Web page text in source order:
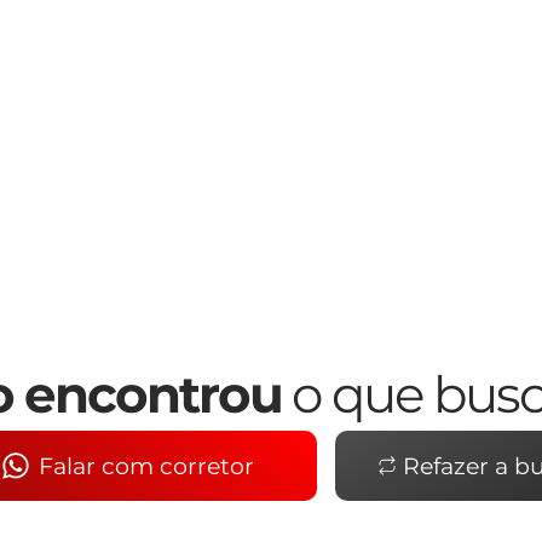
encontrou o que
Falar com corretor Refazer a